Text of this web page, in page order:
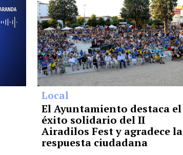
Local
El Ayuntamiento destaca el
éxito solidario del II
Airadilos Fest y agradece la
respuesta ciudadana